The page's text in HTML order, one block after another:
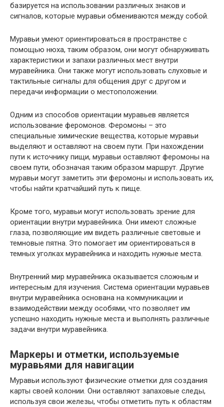
базируется на использовании различных знаков и
сигналов, которые муравьи обмениваются между собой.
Муравьи умеют ориентироваться в пространстве с
помощью нюха, таким образом, они могут обнаруживать
характеристики и запахи различных мест внутри
муравейника. Они также могут использовать слуховые и
тактильные сигналы для общения друг с другом и
передачи информации о местоположении.
Одним из способов ориентации муравьев является
использование феромонов. Феромоны – это
специальные химические вещества, которые муравьи
выделяют и оставляют на своем пути. При нахождении
пути к источнику пищи, муравьи оставляют феромоны на
своем пути, обозначая таким образом маршрут. Другие
муравьи могут заметить эти феромоны и использовать их,
чтобы найти кратчайший путь к пище.
Кроме того, муравьи могут использовать зрение для
ориентации внутри муравейника. Они имеют сложные
глаза, позволяющие им видеть различные световые и
темновые пятна. Это помогает им ориентироваться в
темных уголках муравейника и находить нужные места.
Внутренний мир муравейника оказывается сложным и
интересным для изучения. Система ориентации муравьев
внутри муравейника основана на коммуникации и
взаимодействии между особями, что позволяет им
успешно находить нужные места и выполнять различные
задачи внутри муравейника.
Маркеры и отметки, используемые
муравьями для навигации
Муравьи используют физические отметки для создания
карты своей колонии. Они оставляют запаховые следы,
используя свои железы, чтобы отметить путь к областям